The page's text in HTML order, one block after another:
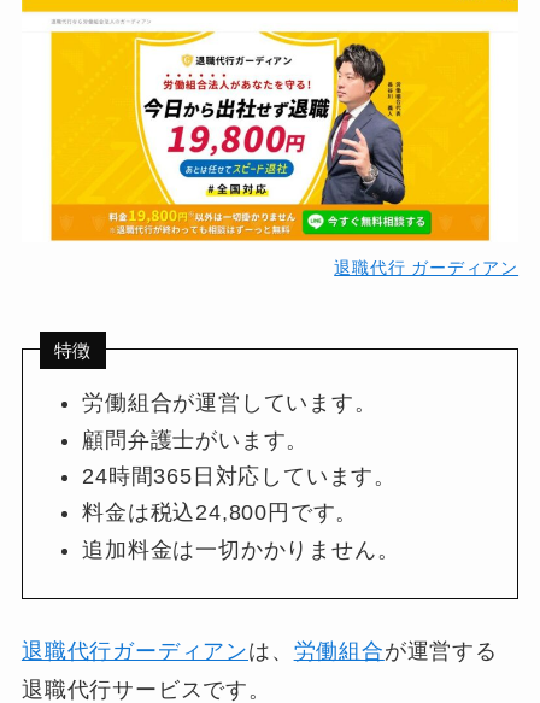
退職代行 ガーディアン
特徴
労働組合が運営しています。
顧問弁護士がいます。
24時間365日対応しています。
料金は税込24,800円です。
追加料金は一切かかりません。
退職代行ガーディアンは、 労働組合が運営する
退職代行サービスです。